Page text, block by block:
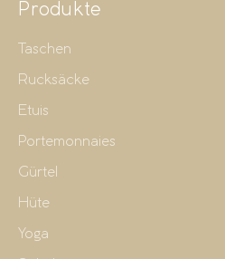
Produkte
Taschen
Rucksäcke
Etuis
Portemonnaies
Gürtel
Hüte
Yoga